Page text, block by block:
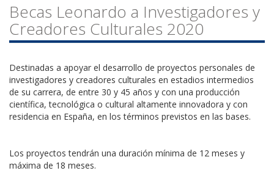
Becas Leonardo a Investigadores y
Creadores Culturales 2020
Destinadas a apoyar el desarrollo de proyectos personales de
investigadores y creadores culturales en estadios intermedios
de su carrera, de entre 30 y 45 años y con una producción
científica, tecnológica o cultural altamente innovadora y con
residencia en España, en los términos previstos en las bases.
Los proyectos tendrán una duración mínima de 12 meses y
máxima de 18 meses.